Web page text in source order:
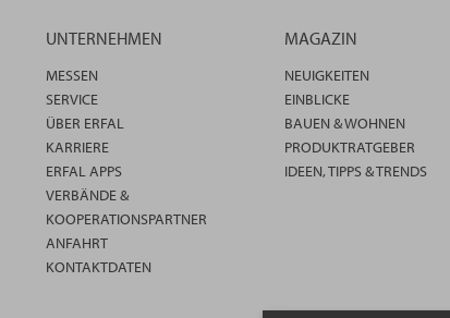
UNTERNEHMEN
MESSEN
SERVICE
ÜBER ERFAL
KARRIERE
ERFAL APPS
VERBÄNDE &
KOOPERATIONSPARTNER
ANFAHRT
KONTAKTDATEN
MAGAZIN
NEUIGKEITEN
EINBLICKE
BAUEN & WOHNEN
PRODUKTRATGEBER
IDEEN, TIPPS & TRENDS